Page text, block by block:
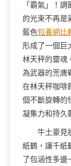
「霸氣」！
的光束不再是
藍色包養網比
形成了一個巨
林天秤的靈魂
為武器的荒唐
在林天秤咖啡
個不斷旋轉的
凝集力和持久
牛土豪見
紙鶴，讓千紙
了包涵性多邊